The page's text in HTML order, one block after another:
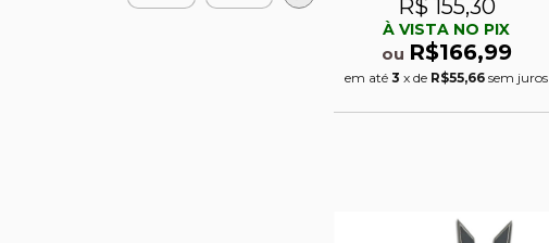
R$ 155,30
À VISTA NO PIX
ou R$166,99
em até3 x de R$55,66 sem juros